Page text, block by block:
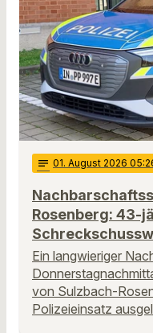
notes 01. August 2026
Rosenberg: 43-
Ein langwieriger
von Sulzbach-
Polizeieinsatz